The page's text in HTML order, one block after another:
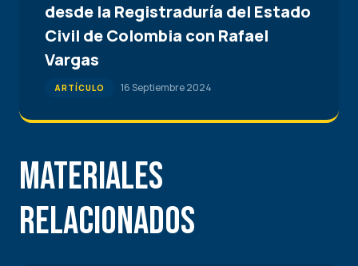
desde la Registraduría del Estado
Civil de Colombia con Rafael
Vargas
ARTÍCULO 16 Septiembre 2024
Materiales
Relacionados